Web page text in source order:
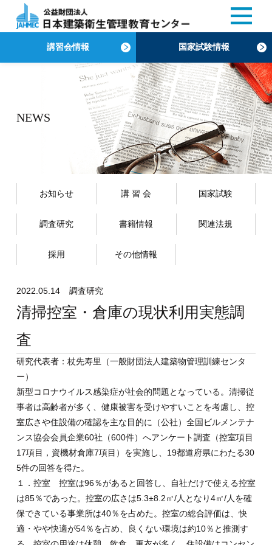
講習会情報 国家試験情報
NEWS
お知らせ 講 習 会 国家試験
調査研究 書籍情報 関連法規
採用 その他情報
2022.05.14 調査研究
清掃控室・倉庫の現状利用実態調
査
研究代表者：杖先寿里（一般財団法人建築物管理訓練センタ
ー）
新型コロナウイルス感染症が社会的問題となっている。清掃従
事者は高齢者が多く、健康被害を受けやすいことを考慮し、控
室広さや住設備の確認を主な目的に（公社）全国ビルメンテナ
ンス協会会員企業60社（600件）へアンケート調査（控室項目
17項目，資機材倉庫7項目）を実施し、19都道府県にわたる30
5件の回答を得た。
１．控室 控室は96％があると回答し、自社だけで使える控室
は85％であった。控室の広さは5.3±8.2㎡/人となり4㎡/人を確
保できている事業所は40％を占めた。控室の総合評価は、快
適・やや快適が54％を占め、良くない環境は約10％と推測す